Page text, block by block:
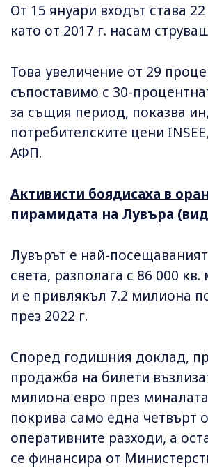
От 15 януари входът става
като от 2017 г. насам
Това увеличение от 29
съпоставимо с 30-
за същия период, показва
потребителските цени
АФП.
Активисти боядисаха в
пирамидата на Лувъра
Лувърът е най-
света, разполага с 86 000
и е привлякъл 7.2 милиона
през 2022 г.
Според годишния доклад,
продажба на билети
милиона евро през
покрива само една четвърт
оперативните разходи, а
се финансира от